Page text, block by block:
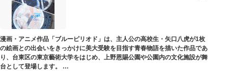
漫画・アニメ作品「ブルーピリオド」は、主人公の高校生・矢口八虎が1枚
の絵画との出会いをきっかけに美大受験を目指す青春物語を描いた作品であ
り、台東区の東京藝術大学をはじめ、上野恩賜公園や公園内の文化施設が舞
台として登場します。